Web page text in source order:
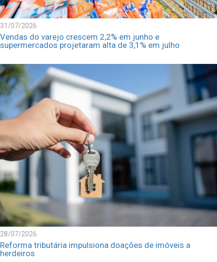
31/07/2026
Vendas do varejo crescem 2,2% em junho e
supermercados projetaram alta de 3,1% em julho
28/07/2026
Reforma tributária impulsiona doações de imóveis a
herdeiros